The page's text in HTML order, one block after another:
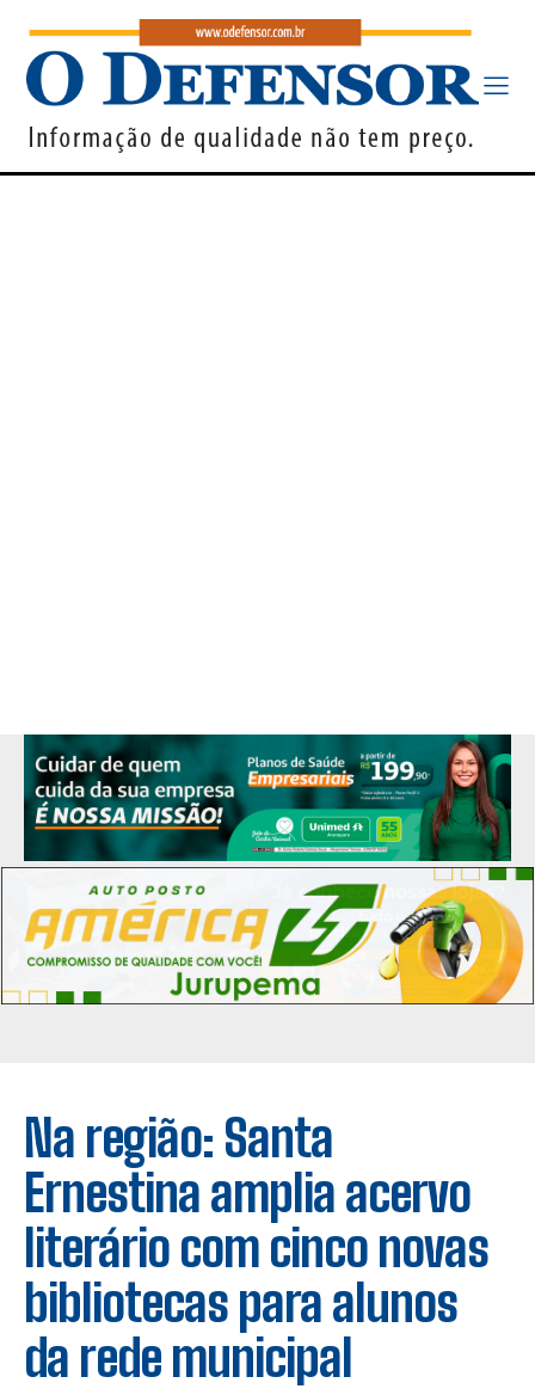
Na região: Santa
Ernestina amplia acervo
literário com cinco novas
bibliotecas para alunos
da rede municipal